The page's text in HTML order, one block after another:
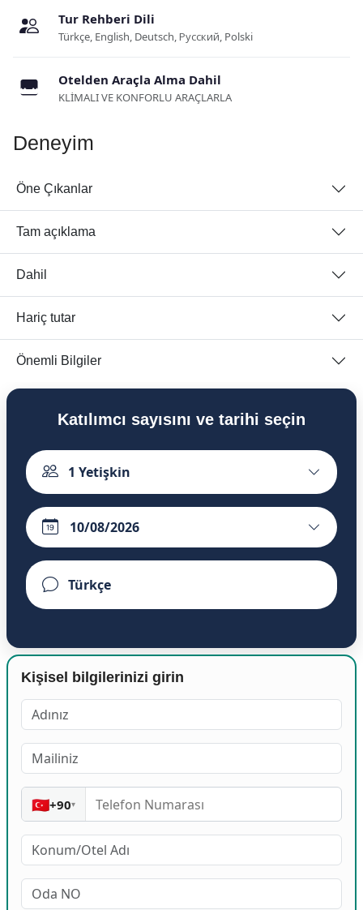
Tur Rehberi Dili
Türkçe, English, Deutsch, Русский, Polski
Otelden Araçla Alma Dahil
KLİMALI VE KONFORLU ARAÇLARLA
Deneyim
Öne Çıkanlar
Tam açıklama
Dahil
Hariç tutar
Önemli Bilgiler
Katılımcı sayısını ve tarihi seçin
1 Yetişkin
Kişisel bilgilerinizi girin
🇹🇷+90▾